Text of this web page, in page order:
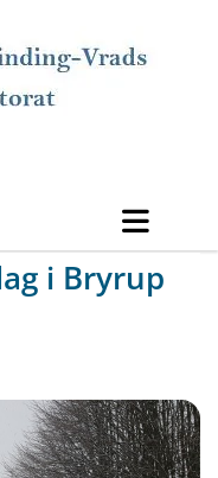
i Bryrup